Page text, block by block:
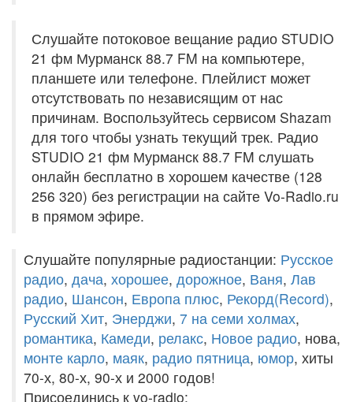
Слушайте потоковое вещание радио STUDIO
21 фм Мурманск 88.7 FM на компьютере,
планшете или телефоне. Плейлист может
отсутствовать по независящим от нас
причинам. Воспользуйтесь сервисом Shazam
для того чтобы узнать текущий трек. Радио
STUDIO 21 фм Мурманск 88.7 FM слушать
онлайн бесплатно в хорошем качестве (128
256 320) без регистрации на сайте Vo-Radio.ru
в прямом эфире.
Слушайте популярные радиостанции: Русское
радио, дача, хорошее, дорожное, Ваня, Лав
радио, Шансон, Европа плюс, Рекорд(Record),
Русский Хит, Энерджи, 7 на семи холмах,
романтика, Камеди, релакс, Новое радио, нова,
монте карло, маяк, радио пятница, юмор, хиты
70-х, 80-х, 90-х и 2000 годов!
Присоединись к vo-radio: